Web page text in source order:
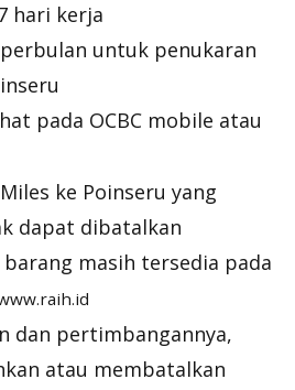
hari kerja
untuk penukaran
pada OCBC mobile atau
ke Poinseru yang
dapat dibatalkan
masih tersedia pada
dan pertimbangannya,
atau membatalkan